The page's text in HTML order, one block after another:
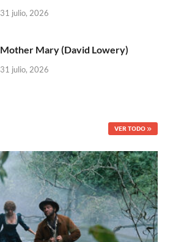
31 julio, 2026
Mother Mary (David Lowery)
31 julio, 2026
VER TODO